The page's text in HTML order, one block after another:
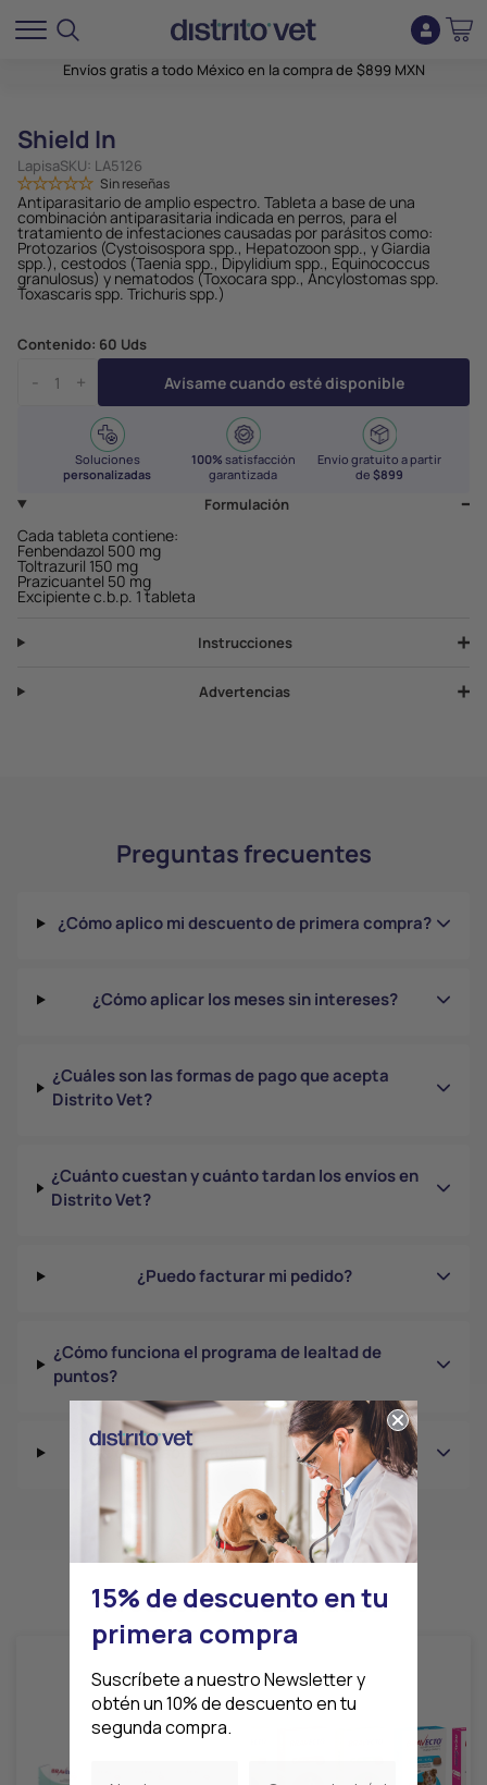
Envíos gratis a todo México en la compra de $899 MXN
Shield In
LapisaSKU: LA5126
Sin reseñas
Antiparasitario de amplio espectro. Tableta a base de una
combinación antiparasitaria indicada en perros, para el
tratamiento de infestaciones causadas por parásitos como:
Protozarios (Cystoisospora spp., Hepatozoon spp., y Giardia
spp.), cestodos (Taenia spp., Dipylidium spp., Equinococcus
granulosus) y nematodos (Toxocara spp., Ancylostomas spp.
Toxascaris spp. Trichuris spp.)
Contenido: 60 Uds
- + Avísame cuando esté disponible
Soluciones
personalizadas
100% satisfacción
garantizada
Envío gratuito a partir
de$899
Formulación
Cada tableta contiene:
Fenbendazol 500 mg
Toltrazuril 150 mg
Prazicuantel 50 mg
Excipiente c.b.p. 1 tableta
Instrucciones
Advertencias
Preguntas frecuentes
¿Cómo aplico mi descuento de primera compra?
¿Cómo aplicar los meses sin intereses?
¿Cuáles son las formas de pago que acepta
Distrito Vet?
¿Cuánto cuestan y cuánto tardan los envíos en
Distrito Vet?
¿Puedo facturar mi pedido?
¿Cómo funciona el programa de lealtad de
puntos?
¿Cómo hacer cambios o devoluciones?
Productos relacionados
15% de descuento en tu
primera compra
Suscríbete a nuestro Newsletter y
obtén un 10% de descuento en tu
segunda compra.